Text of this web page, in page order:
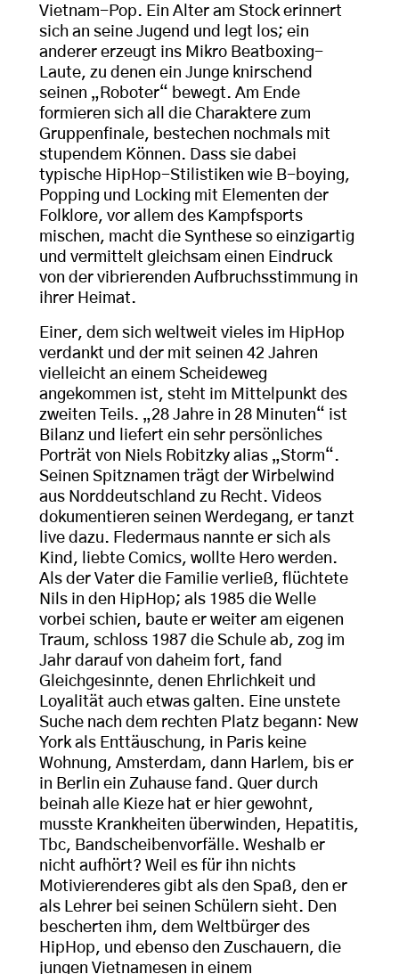
Vietnam-Pop. Ein Alter am Stock erinnert
sich an seine Jugend und legt los; ein
anderer erzeugt ins Mikro Beatboxing-
Laute, zu denen ein Junge knirschend
seinen „Roboter“ bewegt. Am Ende
formieren sich all die Charaktere zum
Gruppenfinale, bestechen nochmals mit
stupendem Können. Dass sie dabei
typische HipHop-Stilistiken wie B-boying,
Popping und Locking mit Elementen der
Folklore, vor allem des Kampfsports
mischen, macht die Synthese so einzigartig
und vermittelt gleichsam einen Eindruck
von der vibrierenden Aufbruchsstimmung in
ihrer Heimat.
Einer, dem sich weltweit vieles im HipHop
verdankt und der mit seinen 42 Jahren
vielleicht an einem Scheideweg
angekommen ist, steht im Mittelpunkt des
zweiten Teils. „28 Jahre in 28 Minuten“ ist
Bilanz und liefert ein sehr persönliches
Porträt von Niels Robitzky alias „Storm“.
Seinen Spitznamen trägt der Wirbelwind
aus Norddeutschland zu Recht. Videos
dokumentieren seinen Werdegang, er tanzt
live dazu. Fledermaus nannte er sich als
Kind, liebte Comics, wollte Hero werden.
Als der Vater die Familie verließ, flüchtete
Nils in den HipHop; als 1985 die Welle
vorbei schien, baute er weiter am eigenen
Traum, schloss 1987 die Schule ab, zog im
Jahr darauf von daheim fort, fand
Gleichgesinnte, denen Ehrlichkeit und
Loyalität auch etwas galten. Eine unstete
Suche nach dem rechten Platz begann: New
York als Enttäuschung, in Paris keine
Wohnung, Amsterdam, dann Harlem, bis er
in Berlin ein Zuhause fand. Quer durch
beinah alle Kieze hat er hier gewohnt,
musste Krankheiten überwinden, Hepatitis,
Tbc, Bandscheibenvorfälle. Weshalb er
nicht aufhört? Weil es für ihn nichts
Motivierenderes gibt als den Spaß, den er
als Lehrer bei seinen Schülern sieht. Den
bescherten ihm, dem Weltbürger des
HipHop, und ebenso den Zuschauern, die
jungen Vietnamesen in einem